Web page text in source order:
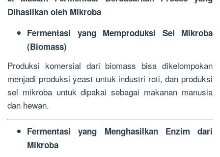
Dihasilkan oleh Mikroba
Fermentasi yang Memproduksi Sel Mikroba
(Biomass)
Produksi komersial dari biomass bisa dikelompokan
menjadi produksi yeast untuk industri roti, dan produksi
sel mikroba untuk dipakai sebagai makanan manusia
dan hewan.
Fermentasi yang Menghasilkan Enzim dari
Mikroba